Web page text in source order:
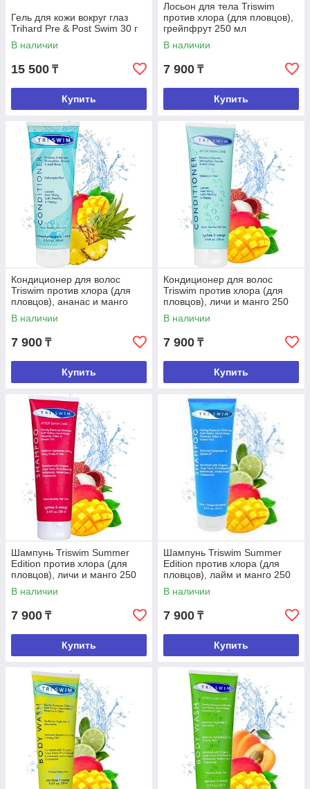
Гель для кожи вокруг глаз
Trihard Pre & Post Swim 30 г
В наличии
15 500 ₸
Купить
Лосьон для тела Triswim
против хлора (для пловцов),
грейпфрут 250 мл
В наличии
7 900 ₸
Купить
Кондиционер для волос
Triswim против хлора (для
пловцов), ананас и манго
250 мл
В наличии
7 900 ₸
Купить
Кондиционер для волос
Triswim против хлора (для
пловцов), личи и манго 250
мл
В наличии
7 900 ₸
Купить
Шампунь Triswim Summer
Edition против хлора (для
пловцов), личи и манго 250
мл
В наличии
7 900 ₸
Купить
Шампунь Triswim Summer
Edition против хлора (для
пловцов), лайм и манго 250
мл
В наличии
7 900 ₸
Купить